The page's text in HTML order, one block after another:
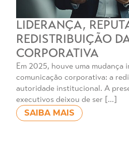
LIDERANÇA,
REDISTRIBUIÇÃO
CORPORATIVA
Em 2025, houve uma mudança
comunicação corporativa: a
autoridade institucional. A
executivos deixou de ser […]
SAIBA MAIS